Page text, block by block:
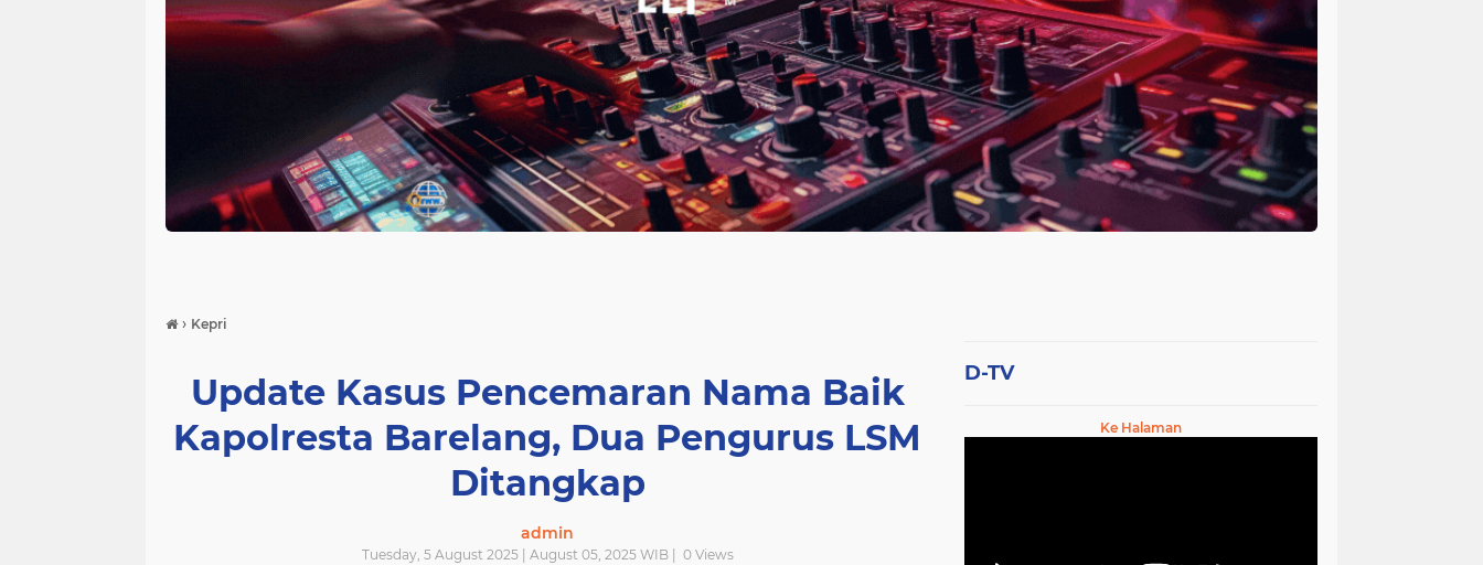
› Kepri
Update Kasus Pencemaran Nama Baik
Kapolresta Barelang, Dua Pengurus LSM
Ditangkap
admin
Tuesday, 5 August 2025 | August 05, 2025 WIB | 0Views
D-TV
Ke Halaman